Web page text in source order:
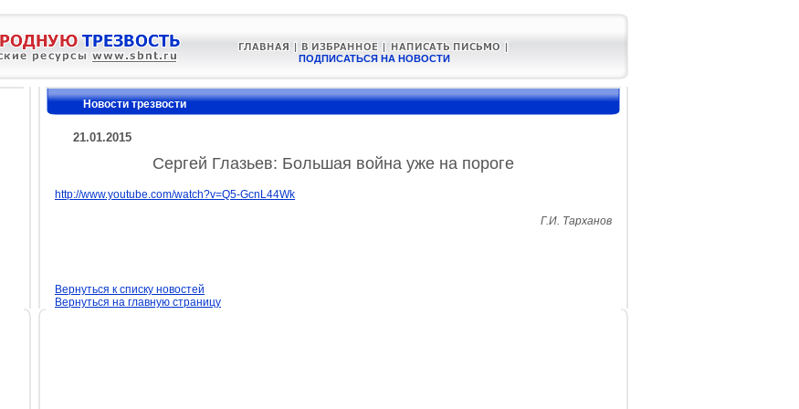
ПОДПИСАТЬСЯ НА НОВОСТИ
Новости трезвости
21.01.2015
Сергей Глазьев: Большая война уже на пороге
http://www.youtube.com/watch?v=Q5-GcnL44Wk
Г.И. Тарханов
Вернуться к списку новостей
Вернуться на главную страницу